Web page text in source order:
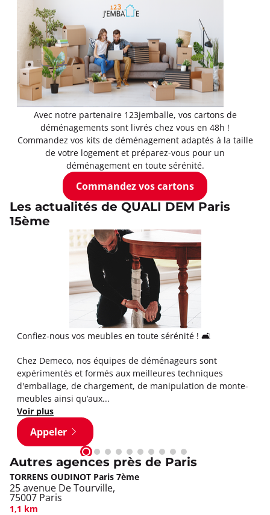
Avec notre partenaire 123jemballe, vos cartons de
déménagements sont livrés chez vous en 48h !
Commandez vos kits de déménagement adaptés à la taille
de votre logement et préparez-vous pour un
déménagement en toute sérénité.
Commandez vos cartons
Les actualités de QUALI DEM Paris
15ème
Confiez-nous vos meubles en toute sérénité ! 🛋
Chez Demeco, nos équipes de déménageurs sont
expérimentés et formés aux meilleures techniques
d'emballage, de chargement, de manipulation de monte-
meubles ainsi qu’aux...
Voir plus
Appeler
Autres agences près de Paris
TORRENS OUDINOT Paris 7ème
25 avenue De Tourville,
75007 Paris
1,1 km